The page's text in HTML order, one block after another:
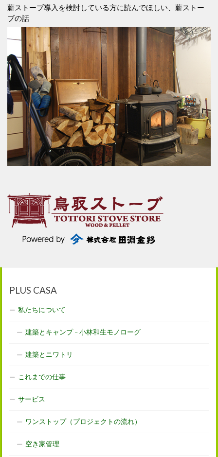
薪ストーブ導入を検討している方に読んでほしい、薪ストー
ブの話
PLUS CASA
私たちについて
建築とキャンプ – 小林和生モノローグ
建築とニワトリ
これまでの仕事
サービス
ワンストップ（プロジェクトの流れ）
空き家管理